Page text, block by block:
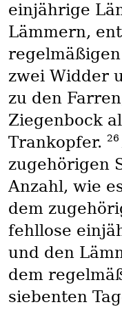
einjährige
Lämmern,
zwei Widder
zu den
Ziegenbock
Trankopfer. 26
zugehörigen
Anzahl, wie
dem
fehllose
und den
dem
siebenten